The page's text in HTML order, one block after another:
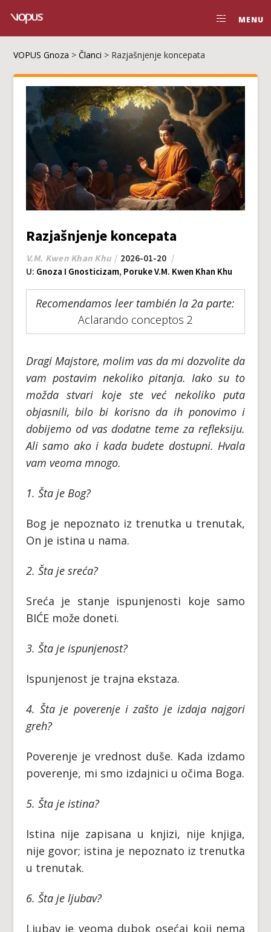
MENU
VOPUS Gnoza >Članci > Razjašnjenje koncepata
Razjašnjenje koncepata
V.M. Kwen Khan Khu
2026-01-20
U: Gnoza I Gnosticizam, Poruke V.M. Kwen Khan Khu
Recomendamos leer también la 2a parte:
Aclarando conceptos 2
Dragi Majstore, molim vas da mi dozvolite da
vam postavim nekoliko pitanja. Iako su to
možda stvari koje ste već nekoliko puta
objasnili, bilo bi korisno da ih ponovimo i
dobijemo od vas dodatne teme za refleksiju.
Ali samo ako i kada budete dostupni. Hvala
vam veoma mnogo.
1. Šta je Bog?
Bog je nepoznato iz trenutka u trenutak,
On je istina u nama.
2. Šta je sreća?
Sreća je stanje ispunjenosti koje samo
BIĆE može doneti.
3. Šta je ispunjenost?
Ispunjenost je trajna ekstaza.
4. Šta je poverenje i zašto je izdaja najgori
greh?
Poverenje je vrednost duše. Kada izdamo
poverenje, mi smo izdajnici u očima Boga.
5. Šta je istina?
Istina nije zapisana u knjizi, nije knjiga,
nije govor; istina je nepoznato iz trenutka
u trenutak.
6. Šta je ljubav?
Ljubav je veoma dubok osećaj koji nema